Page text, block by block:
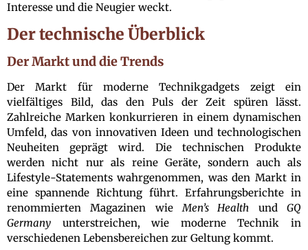
Interesse und die Neugier weckt.
Der technische Überblick
Der Markt und die Trends
Der Markt für moderne Technikgadgets zeigt ein
vielfältiges Bild, das den Puls der Zeit spüren lässt.
Zahlreiche Marken konkurrieren in einem dynamischen
Umfeld, das von innovativen Ideen und technologischen
Neuheiten geprägt wird. Die technischen Produkte
werden nicht nur als reine Geräte, sondern auch als
Lifestyle-Statements wahrgenommen, was den Markt in
eine spannende Richtung führt. Erfahrungsberichte in
renommierten Magazinen wieMen’s Health undGQ
Germany unterstreichen, wie moderne Technik in
verschiedenen Lebensbereichen zur Geltung kommt.